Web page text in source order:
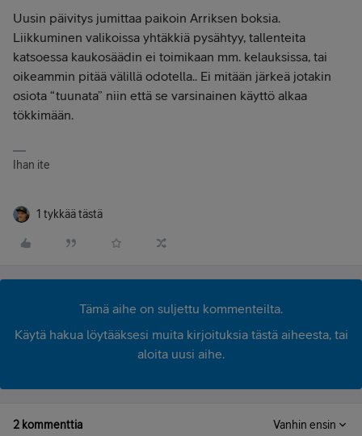
Uusin päivitys jumittaa paikoin Arriksen boksia.
Liikkuminen valikoissa yhtäkkiä pysähtyy, tallenteita
katsoessa kaukosäädin ei toimikaan mm. kelauksissa, tai
oikeammin pitää välillä odotella.. Ei mitään järkeä jotakin
osiota “tuunata” niin että se varsinainen käyttö alkaa
tökkimään.
Ihan ite
1 tykkää tästä
Tämä aihe on suljettu kommenteilta.
Käytä hakua löytääksesi muita kirjoituksia tästä aiheesta, tai
aloita uusi aihe.
2 kommenttia Vanhin ensin